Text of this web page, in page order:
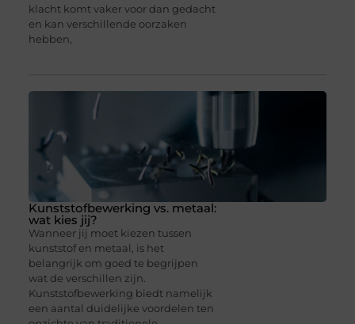
klacht komt vaker voor dan gedacht
en kan verschillende oorzaken
hebben,
Kunststofbewerking vs. metaal:
wat kies jij?
Wanneer jij moet kiezen tussen
kunststof en metaal, is het
belangrijk om goed te begrijpen
wat de verschillen zijn.
Kunststofbewerking biedt namelijk
een aantal duidelijke voordelen ten